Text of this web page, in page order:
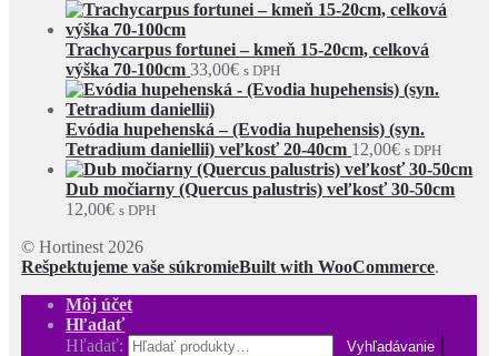
Trachycarpus fortunei – kmeň 15-20cm, celková
výška 70-100cm 33,00€ s DPH
Evódia hupehenská – (Evodia hupehensis) (syn.
Tetradium daniellii) veľkosť 20-40cm 12,00€ s DPH
Dub močiarny (Quercus palustris) veľkosť 30-50cm
12,00€ s DPH
© Hortinest 2026
Rešpektujeme vaše súkromieBuilt with WooCommerce.
Môj účet
Hľadať
Hľadať: